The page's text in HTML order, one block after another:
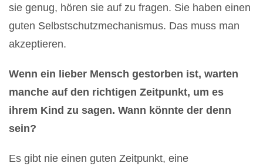
sie genug, hören sie auf zu fragen. Sie haben einen
guten Selbstschutzmechanismus. Das muss man
akzeptieren.
Wenn ein lieber Mensch gestorben ist, warten
manche auf den richtigen Zeitpunkt, um es
ihrem Kind zu sagen. Wann könnte der denn
sein?
Es gibt nie einen guten Zeitpunkt, eine